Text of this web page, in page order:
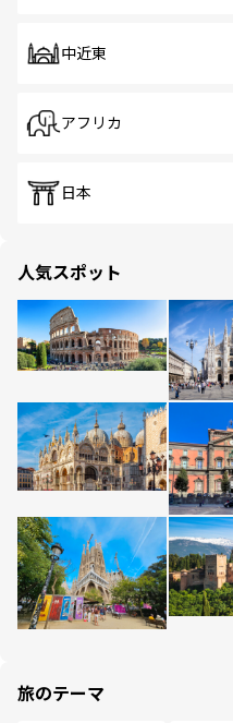
中近東
アフリカ
日本
人気スポット
旅のテーマ